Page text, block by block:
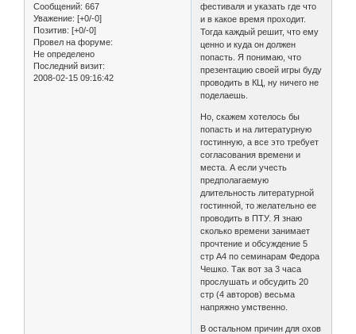
Сообщений: 667
Уважение: [+0/-0]
Позитив: [+0/-0]
Провел на форуме:
Не определено
Последний визит:
2008-02-15 09:16:42
фестиваля и указать где что
и в какое время проходит.
Тогда каждый решит, что ему
ценно и куда он должен
попасть. Я понимаю, что
презентацию своей игры буду
проводить в КЦ, ну ничего не
поделаешь.
Но, скажем хотелось бы
попасть и на литературную
гостинную, а все это требует
согласования времени и
места. А если учесть
предполагаемую
длительность литературной
гостинной, то желательно ее
проводить в ПТУ. Я знаю
сколько времени занимает
прочтение и обсуждение 5
стр А4 по семинарам Федора
Чешко. Так вот за 3 часа
прослушать и обсудить 20
стр (4 авторов) весьма
напряжно умственно.
В остальном причин для охов